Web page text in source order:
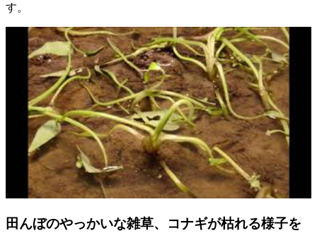
す。
田んぼのやっかいな雑草、コナギが枯れる様子を